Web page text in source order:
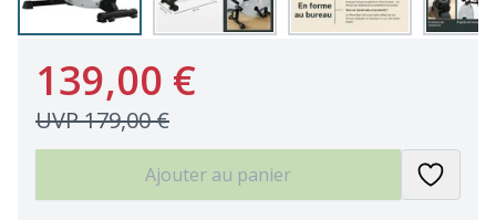
139,00 €
UVP179,00 €
Ajouter au panier